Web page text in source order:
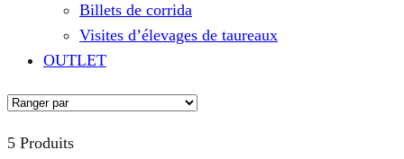
Billets de corrida
Visites d’élevages de taureaux
OUTLET
5 Produits